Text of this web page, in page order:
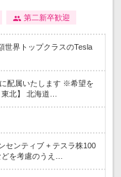
第二新卒歓迎
世界トップクラスのTesla
配属いたします ※希望を
北】 北海道…
センティブ + テスラ株100
を考慮のうえ…